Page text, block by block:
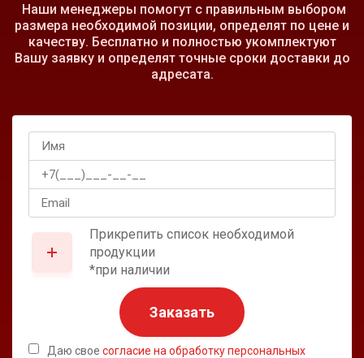
Наши менеджеры помогут с правильным выбором
размера необходимой позиции, определят по цене и
качеству. Бесплатно и полностью укомплектуют
Вашу заявку и определят точные сроки доставки до
адресата.
Прикрепить список необходимой
продукции
*при наличии
Заказать
Даю свое согласие на обработку персональных